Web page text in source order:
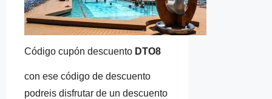
Código cupón descuentoDTO8
con ese código de descuento
podreis disfrutar de un descuento